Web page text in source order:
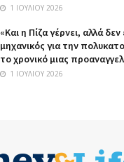
1 ΙΟΥΛΊΟΥ 2026
«Και η Πίζα γέρνει, αλλά
μηχανικός για την
το χρονικό μιας
1 ΙΟΥΛΊΟΥ 2026